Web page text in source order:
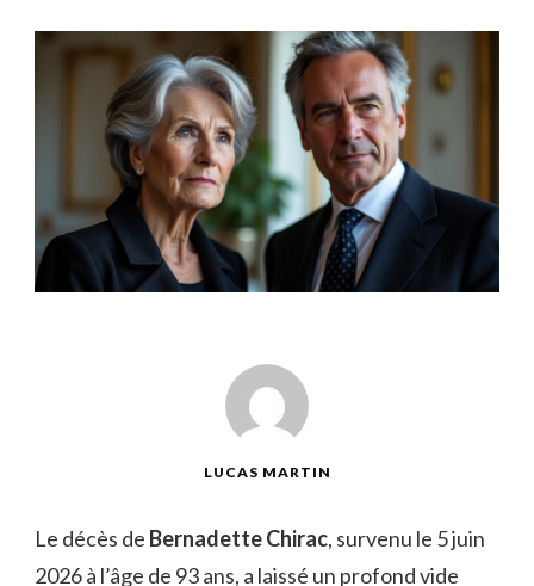
LUCAS MARTIN
Le décès de Bernadette Chirac, survenu le 5 juin
2026 à l’âge de 93 ans, a laissé un profond vide